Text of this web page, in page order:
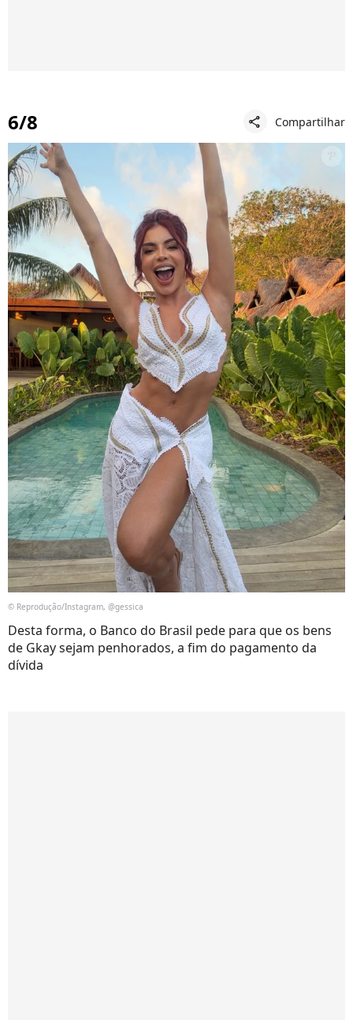
6/8 share Compartilhar
© Reprodução/Instagram, @gessica
Desta forma, o Banco do Brasil pede para que os bens
de Gkay sejam penhorados, a fim do pagamento da
dívida